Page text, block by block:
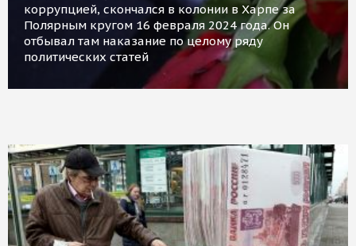
коррупцией, скончался в колонии в Харпе за
Полярным кругом 16 февраля 2024 года. Он
отбывал там наказание по целому ряду
политических статей